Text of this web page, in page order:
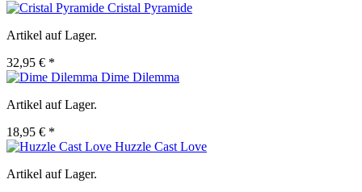
Cristal Pyramide
Artikel auf Lager.
32,95 € *
Dime Dilemma
Artikel auf Lager.
18,95 € *
Huzzle Cast Love
Artikel auf Lager.